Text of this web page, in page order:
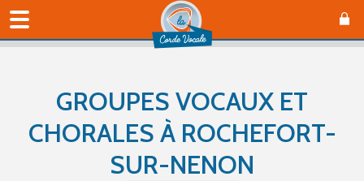
GROUPES VOCAUX ET
CHORALES À ROCHEFORT-
SUR-NENON